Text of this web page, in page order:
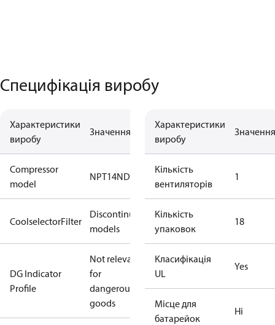
Специфікація виробу
Характеристики
виробу
Значення
Compressor
model
NPT14ND
CoolselectorFilter
Discontinued
models
DG Indicator
Profile
Not relevant
for
dangerous
goods
Характеристики
виробу
Значення
Кількість
вентиляторів
1
Кількість
упаковок
18
Класифікація
UL
Yes
Місце для
батарейок
Ні